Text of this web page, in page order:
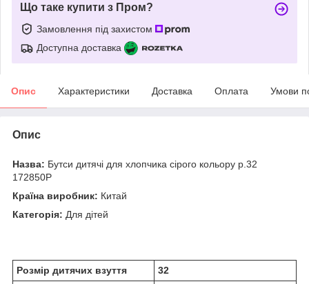
Що таке купити з Пром?
Замовлення під захистом
Доступна доставка
Опис Характеристики Доставка Оплата Умови
Опис
Назва: Бутси дитячі для хлопчика сірого кольору р.32
172850P
Країна виробник: Китай
Категорія: Для дітей
Розмір дитячих взуття
32